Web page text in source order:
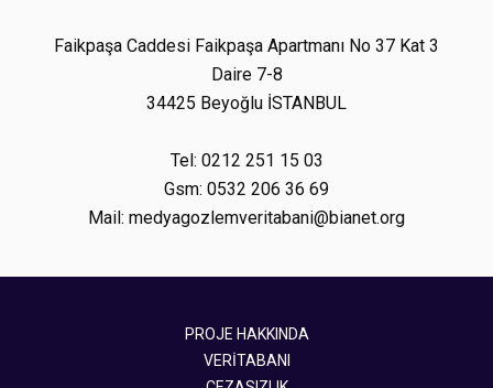
Faikpaşa Caddesi Faikpaşa Apartmanı No 37 Kat 3
Daire 7-8
34425 Beyoğlu İSTANBUL
Tel: 0212 251 15 03
Gsm: 0532 206 36 69
Mail: medyagozlemveritabani@bianet.org
PROJE HAKKINDA
VERİTABANI